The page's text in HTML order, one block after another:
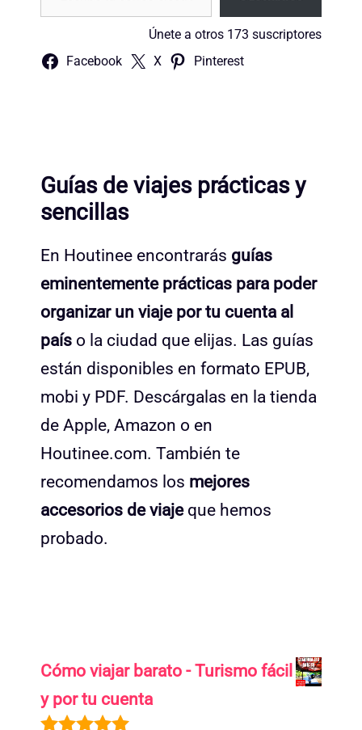
Únete a otros 173 suscriptores
Facebook X Pinterest
Guías de viajes prácticas y
sencillas
En Houtinee encontrarás guías
eminentemente prácticas para poder
organizar un viaje por tu cuenta al
país o la ciudad que elijas. Las guías
están disponibles en formato EPUB,
mobi y PDF. Descárgalas en la tienda
de Apple, Amazon o en
Houtinee.com. También te
recomendamos los mejores
accesorios de viajeque hemos
probado.
Cómo viajar barato - Turismo fácil
y por tu cuenta